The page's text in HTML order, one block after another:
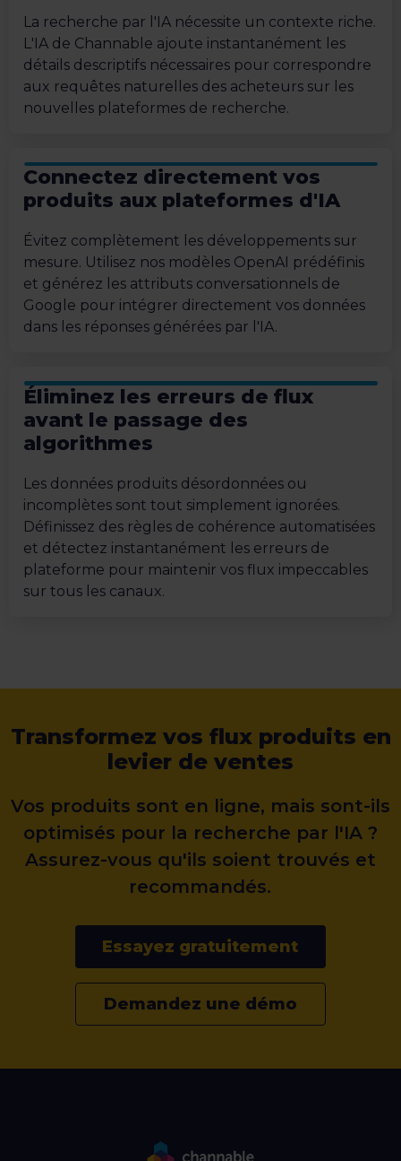
La recherche par l'IA nécessite un contexte riche.
L'IA de Channable ajoute instantanément les
détails descriptifs nécessaires pour correspondre
aux requêtes naturelles des acheteurs sur les
nouvelles plateformes de recherche.
Connectez directement vos
produits aux plateformes d'IA
Évitez complètement les développements sur
mesure. Utilisez nos modèles OpenAI prédéfinis
et générez les attributs conversationnels de
Google pour intégrer directement vos données
dans les réponses générées par l'IA.
Éliminez les erreurs de flux
avant le passage des
algorithmes
Les données produits désordonnées ou
incomplètes sont tout simplement ignorées.
Définissez des règles de cohérence automatisées
et détectez instantanément les erreurs de
plateforme pour maintenir vos flux impeccables
sur tous les canaux.
Transformez vos flux produits en
levier de ventes
Vos produits sont en ligne, mais sont-ils
optimisés pour la recherche par l'IA ?
Assurez-vous qu'ils soient trouvés et
recommandés.
Essayez gratuitement
Demandez une démo